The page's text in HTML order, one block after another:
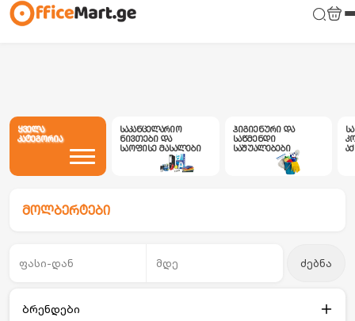
ყველა
კატეგორია
საკანცელარიო
ნივთები და
საოფისე მასალები
ჰიგიენური და
საწმენდი
საშუალებები
მოლბერტები
ძებნა
ბრენდები